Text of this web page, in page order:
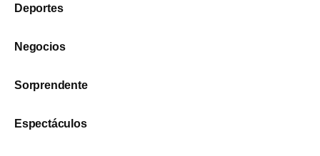
Deportes
Negocios
Sorprendente
Espectáculos